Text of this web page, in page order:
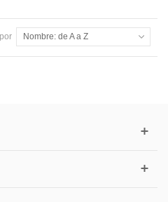
Nombre: de A a Z